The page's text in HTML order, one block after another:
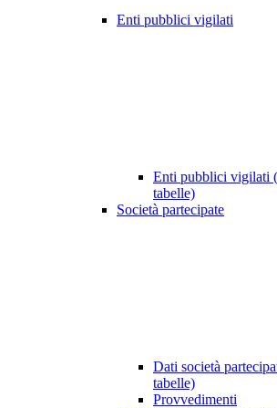
Enti pubblici vigilati
Enti pubblici vigilati
tabelle)
Società partecipate
Dati società
tabelle)
Provvedimenti